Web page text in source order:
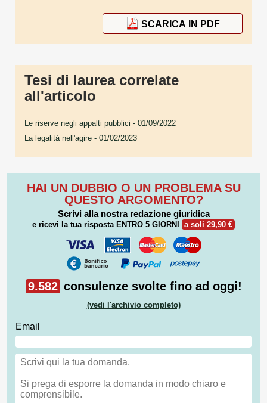
SCARICA IN PDF
Tesi di laurea correlate
all'articolo
Le riserve negli appalti pubblici - 01/09/2022
La legalità nell'agire - 01/02/2023
HAI UN DUBBIO O UN PROBLEMA SU
QUESTO ARGOMENTO?
Scrivi alla nostra redazione giuridica
e ricevi la tua risposta ENTRO 5 GIORNI a soli 29,90 €
9.582 consulenze svolte fino ad oggi!
(vedi l'archivio completo)
Email